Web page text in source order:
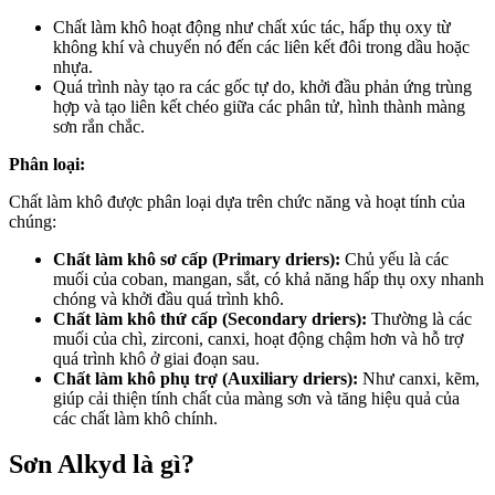
Chất làm khô hoạt động như chất xúc tác, hấp thụ oxy từ
không khí và chuyển nó đến các liên kết đôi trong dầu hoặc
nhựa.
Quá trình này tạo ra các gốc tự do, khởi đầu phản ứng trùng
hợp và tạo liên kết chéo giữa các phân tử, hình thành màng
sơn rắn chắc.
Phân loại:
Chất làm khô được phân loại dựa trên chức năng và hoạt tính của
chúng:
Chất làm khô sơ cấp (Primary driers): Chủ yếu là các
muối của coban, mangan, sắt, có khả năng hấp thụ oxy nhanh
chóng và khởi đầu quá trình khô.
Chất làm khô thứ cấp (Secondary driers): Thường là các
muối của chì, zirconi, canxi, hoạt động chậm hơn và hỗ trợ
quá trình khô ở giai đoạn sau.
Chất làm khô phụ trợ (Auxiliary driers): Như canxi, kẽm,
giúp cải thiện tính chất của màng sơn và tăng hiệu quả của
các chất làm khô chính.
Sơn Alkyd là gì?